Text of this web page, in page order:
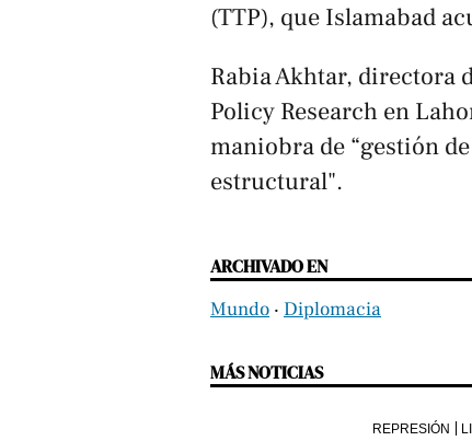
(TTP), que Islamabad
Rabia Akhtar, directora
Policy Research en
maniobra de “gestión
estructural".
ARCHIVADO EN
Mundo ‧ Diplomacia
MÁS NOTICIAS
REPRESIÓN